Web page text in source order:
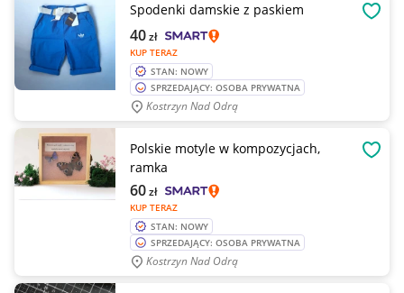
Spodenki damskie z paskiem
KUP TERAZ
40zł
STAN: NOWY
SPRZEDAJĄCY: OSOBA PRYWATNA
Kostrzyn Nad Odrą
Polskie motyle w kompozycjach,
ramka
KUP TERAZ
60zł
STAN: NOWY
SPRZEDAJĄCY: OSOBA PRYWATNA
Kostrzyn Nad Odrą